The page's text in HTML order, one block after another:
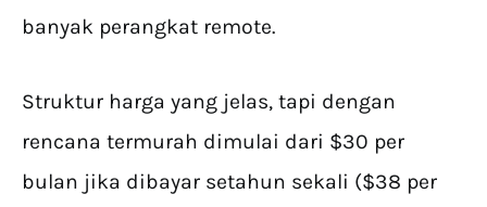
banyak perangkat remote.
Struktur harga yang jelas, tapi dengan
rencana termurah dimulai dari $30 per
bulan jika dibayar setahun sekali ($38 per